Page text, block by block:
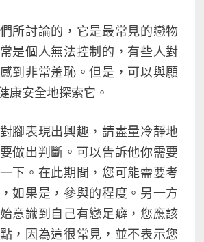
所討論的，它是最常見的戀物
是個人無法控制的，有些人對
到非常羞恥。但是，可以與願
康安全地探索它。
腳表現出興趣，請盡量冷靜地
做出判斷。可以告訴他你需要
下。在此期間，您可能需要考
如果是，參與的程度。另一方
意識到自己有戀足癖，您應該
，因為這很常見，並不表示您